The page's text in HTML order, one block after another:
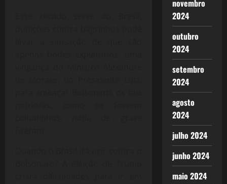
novembro
2024
outubro
2024
setembro
2024
agosto
2024
julho 2024
junho 2024
maio 2024